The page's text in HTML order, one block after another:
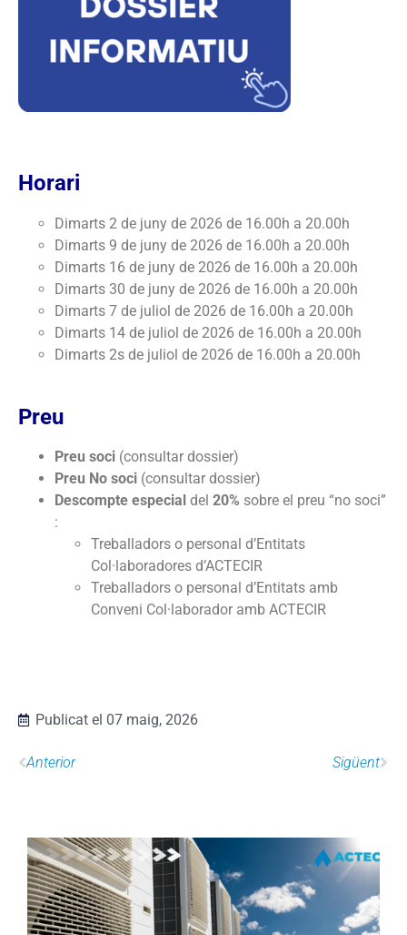
Horari
Dimarts 2 de juny de 2026 de 16.00h a 20.00h
Dimarts 9 de juny de 2026 de 16.00h a 20.00h
Dimarts 16 de juny de 2026 de 16.00h a 20.00h
Dimarts 30 de juny de 2026 de 16.00h a 20.00h
Dimarts 7 de juliol de 2026 de 16.00h a 20.00h
Dimarts 14 de juliol de 2026 de 16.00h a 20.00h
Dimarts 2s de juliol de 2026 de 16.00h a 20.00h
Preu
Preu soci (consultar dossier)
Preu No soci (consultar dossier)
Descompte especial del 20% sobre el preu “no soci”
:
Treballadors o personal d’Entitats
Col·laboradores d’ACTECIR
Treballadors o personal d’Entitats amb
Conveni Col·laborador amb ACTECIR
Publicat el 07 maig, 2026
Anterior Sigüent